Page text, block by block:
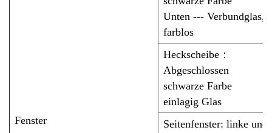
Fenster
Unten --- Verbundglas,
farblos
Heckscheibe ：
Abgeschlossen
schwarze Farbe
einlagig Glas
Seitenfenster: linke und